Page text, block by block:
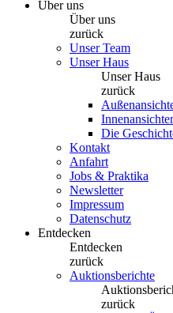
Über uns
Über uns
zurück
Unser Team
Unser Haus
Unser Haus
zurück
Die
Kontakt
Anfahrt
Jobs & Praktika
Newsletter
Impressum
Datenschutz
Entdecken
Entdecken
zurück
Auktionsberichte
zurück